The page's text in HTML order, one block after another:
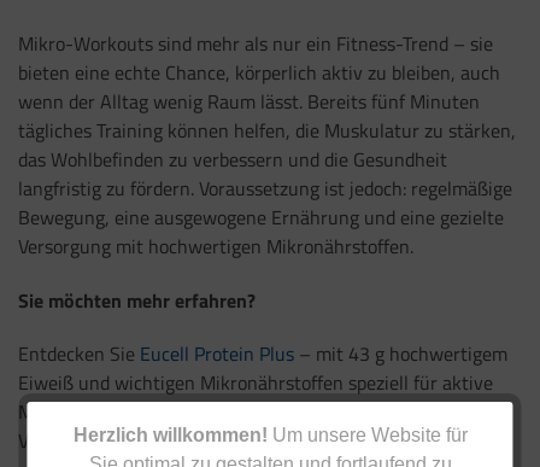
Herzlich willkommen! Um unsere Website für
Mikro-Workouts sind mehr als nur ein Fitness-Trend – sie
bieten eine echte Chance, körperlich aktiv zu bleiben, auch
wenn der Alltag wenig Raum lässt. Bereits fünf Minuten
tägliches Training können helfen, die Muskulatur zu stärken,
das Wohlbefinden zu verbessern und die Gesundheit
langfristig zu fördern. Voraussetzung ist jedoch: regelmäßige
Bewegung, eine ausgewogene Ernährung und eine gezielte
Versorgung mit hochwertigen Mikronährstoffen.
Sie möchten mehr erfahren?
Entdecken Sie Eucell Protein Plus – mit 43 g hochwertigem
Eiweiß und wichtigen Mikronährstoffen speziell für aktive
Menschen – für mehr Energie, Muskelkraft und sportliche
Vitalität!